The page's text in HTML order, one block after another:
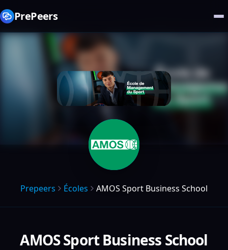
PrePeers
Prepeers Écoles AMOS Sport Business School
AMOS Sport Business School